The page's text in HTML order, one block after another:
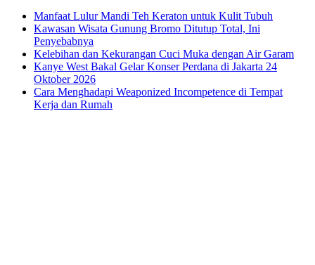
Manfaat Lulur Mandi Teh Keraton untuk Kulit Tubuh
Kawasan Wisata Gunung Bromo Ditutup Total, Ini
Penyebabnya
Kelebihan dan Kekurangan Cuci Muka dengan Air Garam
Kanye West Bakal Gelar Konser Perdana di Jakarta 24
Oktober 2026
Cara Menghadapi Weaponized Incompetence di Tempat
Kerja dan Rumah